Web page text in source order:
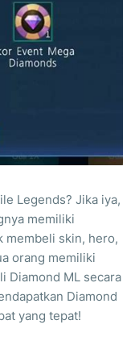
Legends? Jika iya,
memiliki
membeli skin, hero,
orang memiliki
Diamond ML secara
Diamond
yang tepat!